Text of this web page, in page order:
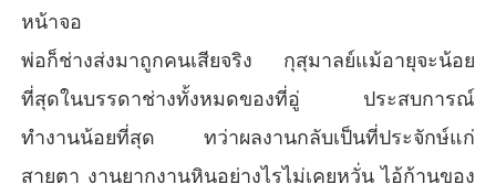
หน้าจอ
พ่อก็ช่างส่งมาถูกคนเสียจริง กุสุมาลย์แม้อายุจะน้อย
ที่สุดในบรรดาช่างทั้งหมดของที่อู่ ประสบการณ์
ทำงานน้อยที่สุด ทว่าผลงานกลับเป็นที่ประจักษ์แก่
สายตา งานยากงานหินอย่างไรไม่เคยหวั่น ไอ้ก้านของ